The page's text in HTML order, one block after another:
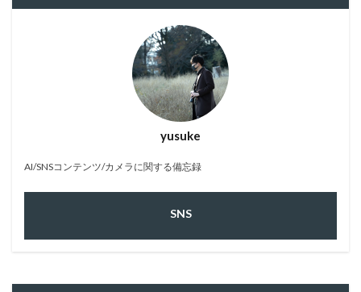
yusuke
AI/SNSコンテンツ/カメラに関する備忘録
SNS